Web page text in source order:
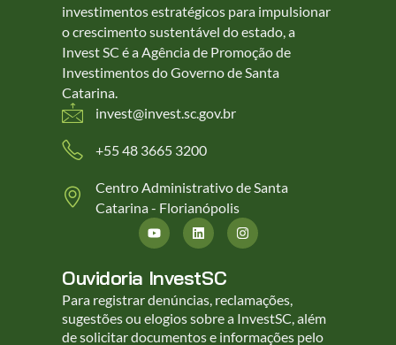
investimentos estratégicos para impulsionar
o crescimento sustentável do estado, a
Invest SC é a Agência de Promoção de
Investimentos do Governo de Santa
Catarina.
invest@invest.sc.gov.br
+55 48 3665 3200
Centro Administrativo de Santa
Catarina - Florianópolis
Ouvidoria InvestSC
Para registrar denúncias, reclamações,
sugestões ou elogios sobre a InvestSC, além
de solicitar documentos e informações pelo